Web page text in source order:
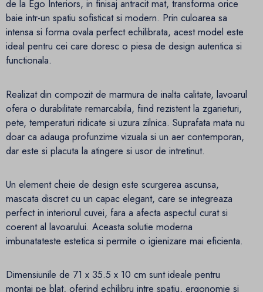
de la Ego Interiors, in finisaj antracit mat, transforma orice
baie intr-un spatiu sofisticat si modern. Prin culoarea sa
intensa si forma ovala perfect echilibrata, acest model este
ideal pentru cei care doresc o piesa de design autentica si
functionala.
Realizat din compozit de marmura de inalta calitate, lavoarul
ofera o durabilitate remarcabila, fiind rezistent la zgarieturi,
pete, temperaturi ridicate si uzura zilnica. Suprafata mata nu
doar ca adauga profunzime vizuala si un aer contemporan,
dar este si placuta la atingere si usor de intretinut.
Un element cheie de design este scurgerea ascunsa,
mascata discret cu un capac elegant, care se integreaza
perfect in interiorul cuvei, fara a afecta aspectul curat si
coerent al lavoarului. Aceasta solutie moderna
imbunatateste estetica si permite o igienizare mai eficienta.
Dimensiunile de 71 x 35.5 x 10 cm sunt ideale pentru
montaj pe blat, oferind echilibru intre spatiu, ergonomie si